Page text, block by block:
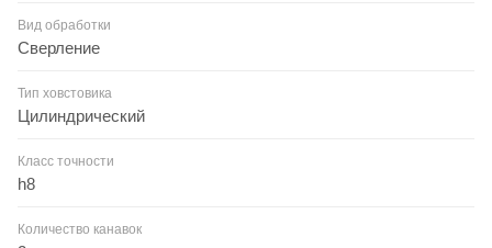
Вид обработки
Сверление
Тип ховстовика
Цилиндрический
Класс точности
h8
Количество канавок